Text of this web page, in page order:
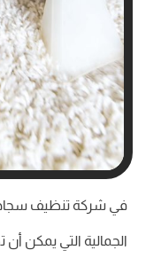
في شركة تنظيف
الجمالية التي يمكن